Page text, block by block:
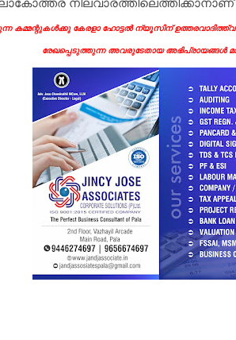
കമ്മന്റുകൾക്കു കേരളാ ഹോട്ടൽ ന്യൂസിന് ഉത്തരവാദിത്ത്വം
രേഖപ്പെടുത്തുന്ന അവരുടേതായ അഭിപ്രായങ്ങൾ